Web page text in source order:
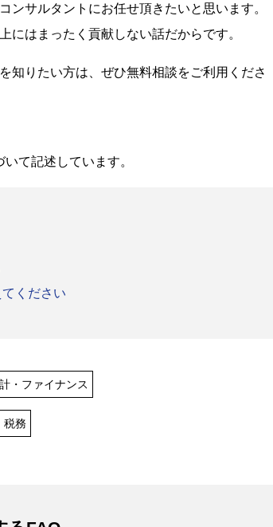
ンサルタントにお任せ頂きたいと思います。
にはまったく貢献しない話だからです。
知りたい方は、ぜひ無料相談をご利用くださ
て記述しています。
ください
・ファイナンス
税務